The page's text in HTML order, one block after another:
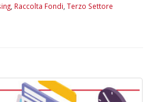
, Raccolta Fondi Terzo Settore